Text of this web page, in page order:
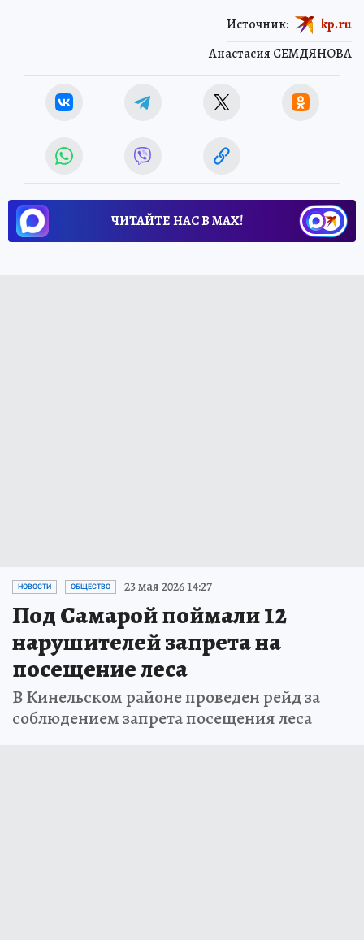
Анастасия СЕМДЯНОВА
Источник: kp.ru
ЧИТАЙТЕ НАС В МАХ!
НОВОСТИ ОБЩЕСТВО 23 мая 2026 14:27
Под Самарой поймали 12
нарушителей запрета на
посещение леса
В Кинельском районе проведен рейд за
соблюдением запрета посещения леса